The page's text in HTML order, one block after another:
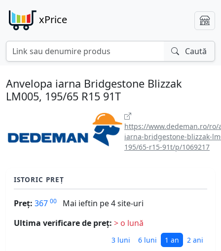
xPrice
Caută
Anvelopa iarna Bridgestone Blizzak
LM005, 195/65 R15 91T
https://www.dedeman.ro/ro/
iarna-bridgestone-blizzak-
195/65-r15-91t/p/1069217
ISTORIC PREȚ
Preț: 367 00
Mai ieftin pe 4 site-uri
Ultima verificare de preț: > o lună
3 luni 6 luni 1 an 2 ani